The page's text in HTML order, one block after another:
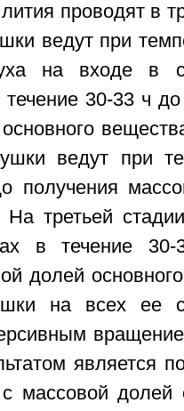
проводят в
ведут при
на входе
30-33 ч
ведут при
получения
третьей
в течение
долей
на всех ее
является
массовой долей